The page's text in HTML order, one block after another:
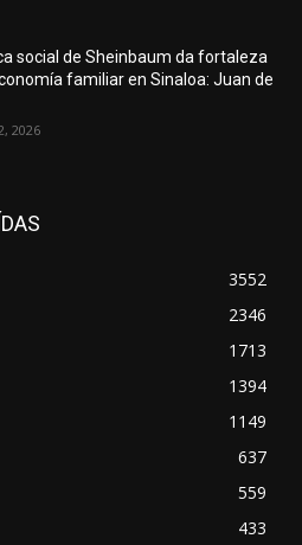
social de Sheinbaum da fortaleza
familiar en Sinaloa: Juan de
2026
3552
2346
1713
1394
1149
637
559
433